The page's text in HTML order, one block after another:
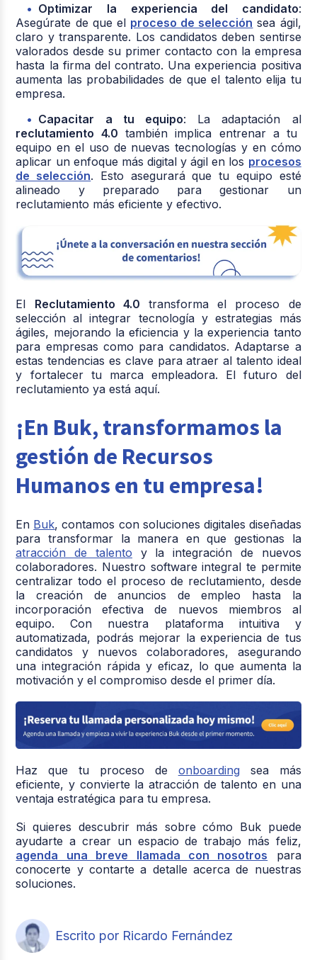
Optimizar la experiencia del candidato:
Asegúrate de que el proceso de selección sea ágil,
claro y transparente. Los candidatos deben sentirse
valorados desde su primer contacto con la empresa
hasta la firma del contrato. Una experiencia positiva
aumenta las probabilidades de que el talento elija tu
empresa.
Capacitar a tu equipo: La adaptación al
reclutamiento 4.0 también implica entrenar a tu
equipo en el uso de nuevas tecnologías y en cómo
aplicar un enfoque más digital y ágil en los procesos
de selección. Esto asegurará que tu equipo esté
alineado y preparado para gestionar un
reclutamiento más eficiente y efectivo.
El Reclutamiento 4.0 transforma el proceso de
selección al integrar tecnología y estrategias más
ágiles, mejorando la eficiencia y la experiencia tanto
para empresas como para candidatos. Adaptarse a
estas tendencias es clave para atraer al talento ideal
y fortalecer tu marca empleadora. El futuro del
reclutamiento ya está aquí.
¡En Buk, transformamos la
gestión de Recursos
Humanos en tu empresa!
En Buk, contamos con soluciones digitales diseñadas
para transformar la manera en que gestionas la
atracción de talento y la integración de nuevos
colaboradores. Nuestro software integral te permite
centralizar todo el proceso de reclutamiento, desde
la creación de anuncios de empleo hasta la
incorporación efectiva de nuevos miembros al
equipo. Con nuestra plataforma intuitiva y
automatizada, podrás mejorar la experiencia de tus
candidatos y nuevos colaboradores, asegurando
una integración rápida y eficaz, lo que aumenta la
motivación y el compromiso desde el primer día.
Haz que tu proceso de onboarding sea más
eficiente, y convierte la atracción de talento en una
ventaja estratégica para tu empresa.
Si quieres descubrir más sobre cómo Buk puede
ayudarte a crear un espacio de trabajo más feliz,
agenda una breve llamada con nosotros para
conocerte y contarte a detalle acerca de nuestras
soluciones.
Escrito por Ricardo Fernández